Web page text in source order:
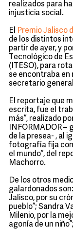
realizados para
injusticia social.
El Premio Jalisco
de los distintos
partir de ayer, y
Tecnológico de
(ITESO), para
se encontraba en
secretario
El reportaje que
escrita, fue el
más”, realizado
INFORMADOR
de la presea- , al
fotografía fija
el mundo”, del
Machorro.
De los otros
galardonados
Jalisco, por su
pueblo”; Sandra
Milenio, por la
agonía de un